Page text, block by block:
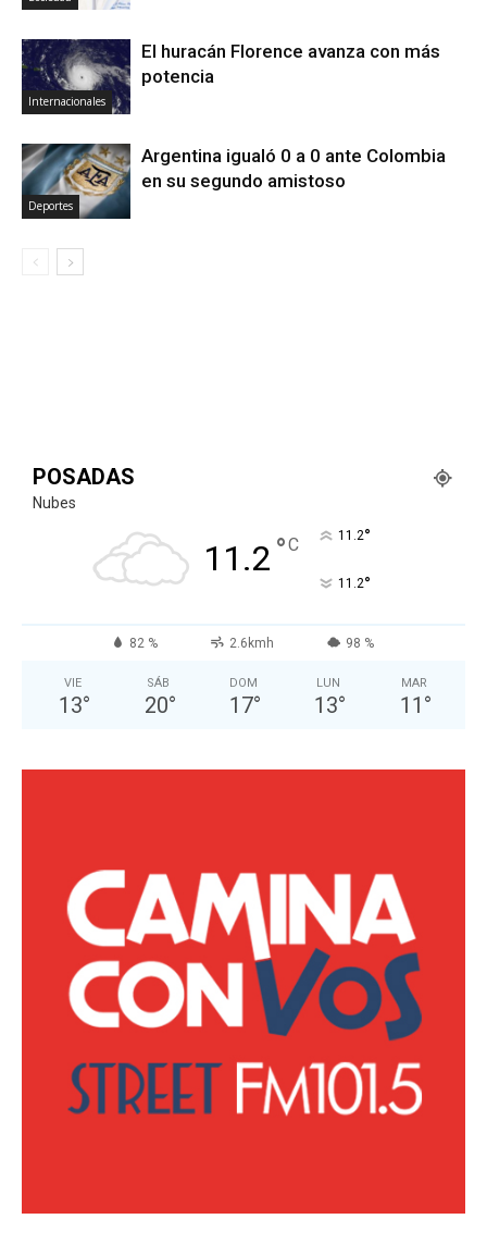
Internacionales
El huracán Florence avanza con más
potencia
Deportes
Argentina igualó 0 a 0 ante Colombia
en su segundo amistoso
POSADAS
Nubes
11.2 °C 11.2°
11.2°
82 % 2.6kmh 98 %
VIE
13°
SÁB
20°
DOM
17°
LUN
13°
MAR
11 °